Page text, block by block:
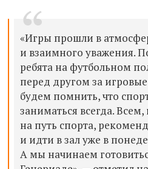
«Игры прошли в
и взаимного уважения.
ребята на футбольном
перед другом за
будем помнить, что
заниматься всегда. Всем,
на путь спорта,
и идти в зал уже в
А мы начинаем